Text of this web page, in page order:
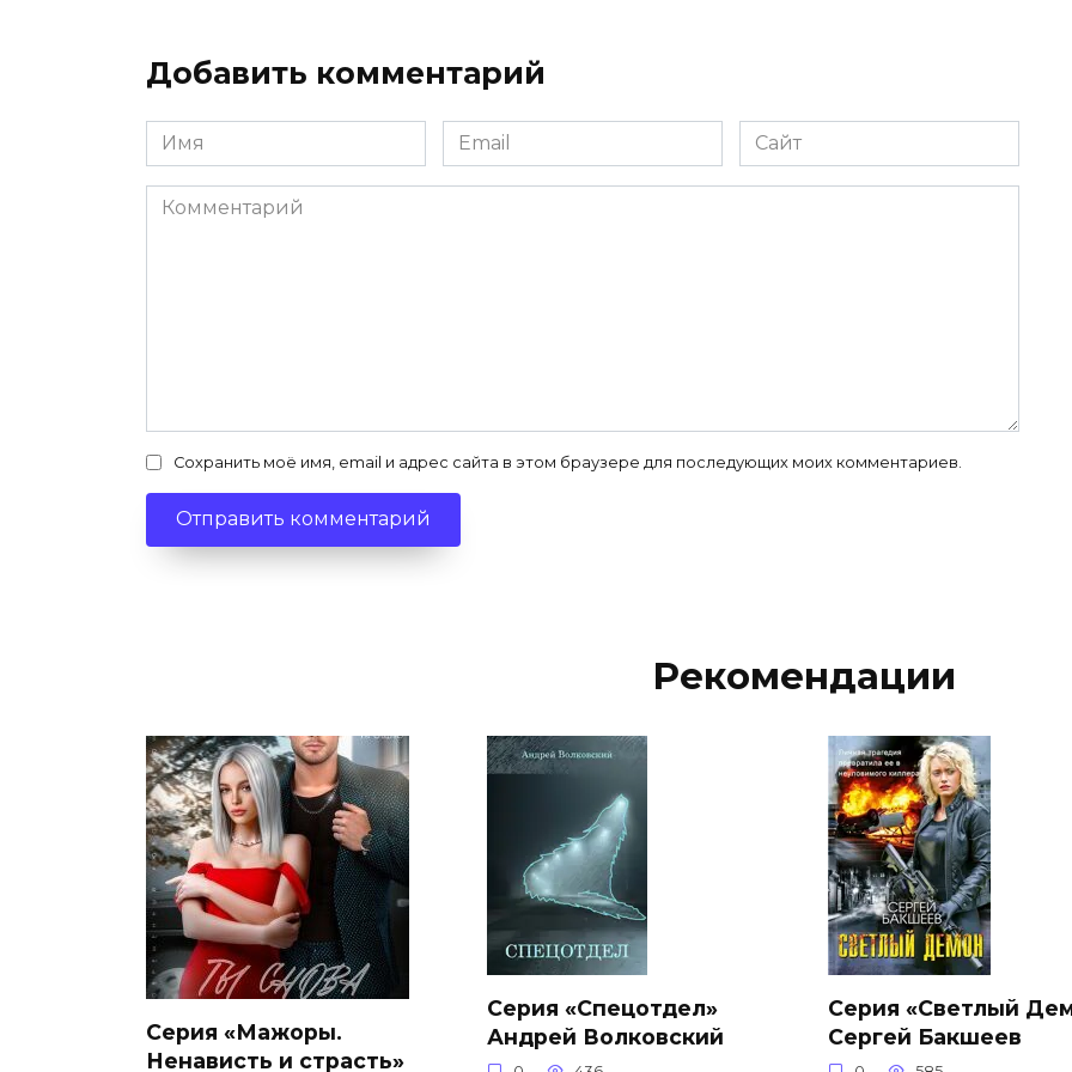
Добавить комментарий
Имя
*
Email
*
Сайт
Комментарий
Сохранить моё имя, email и адрес сайта в этом браузере для последующих моих комментариев.
Рекомендации
Cерия «Мажоры.
Ненависть и страсть»
Cерия «Спецотдел»
Андрей Волковский
Cерия «Светлый
Сергей Бакшеев